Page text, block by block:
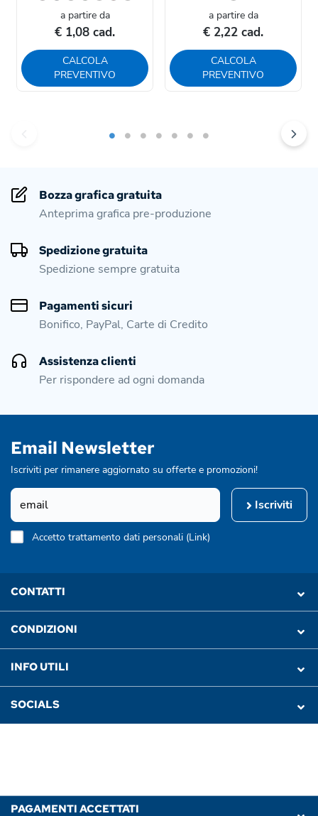
a partire da
€ 1,08 cad.
CALCOLA
PREVENTIVO
a partire da
€ 2,22 cad.
CALCOLA
PREVENTIVO
Bozza grafica gratuita
Anteprima grafica pre-produzione
Spedizione gratuita
Spedizione sempre gratuita
Pagamenti sicuri
Bonifico, PayPal, Carte di Credito
Assistenza clienti
Per rispondere ad ogni domanda
Email Newsletter
Iscriviti per rimanere aggiornato su offerte e promozioni!
Iscriviti
Accetto trattamento dati personali (Link)
CONTATTI
CONDIZIONI
INFO UTILI
SOCIALS
PAGAMENTI ACCETTATI